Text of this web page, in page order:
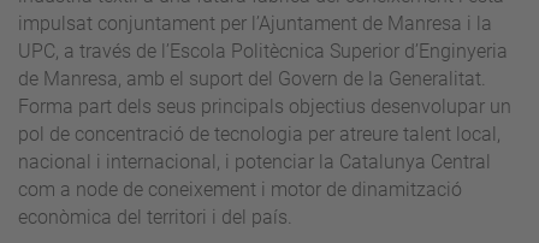
impulsat conjuntament per l’Ajuntament de Manresa i la
UPC, a través de l’Escola Politècnica Superior d’Enginyeria
de Manresa, amb el suport del Govern de la Generalitat.
Forma part dels seus principals objectius desenvolupar un
pol de concentració de tecnologia per atreure talent local,
nacional i internacional, i potenciar la Catalunya Central
com a node de coneixement i motor de dinamització
econòmica del territori i del país.